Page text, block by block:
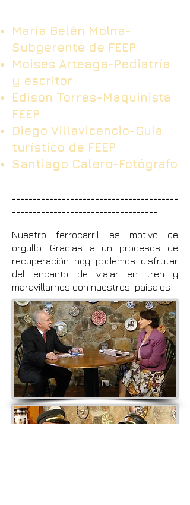
María Belén Molna-
Subgerente de FEEP
Moises Arteaga-Pediatría
y escritor
Edison Torres-Maquinista
FEEP
Diego Villavicencio-Guía
turístico de FEEP
Santiago Calero-Fotógrafo
Nuestro ferrocarril es motivo de
orgullo. Gracias a un procesos de
recuperación hoy podemos disfrutar
del encanto de viajar en tren y
maravillarnos con nuestros paisajes